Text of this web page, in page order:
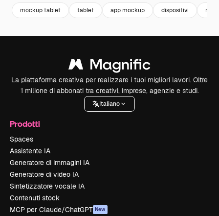
mockup tablet tablet app mockup dispositivi
La piattaforma creativa per realizzare i tuoi migliori lavori. Oltre
1 milione di abbonati tra creativi, imprese, agenzie e studi.
Italiano
Prodotti
Spaces
Assistente IA
Generatore di immagini IA
Generatore di video IA
Sintetizzatore vocale IA
Contenuti stock
MCP per Claude/ChatGPT New